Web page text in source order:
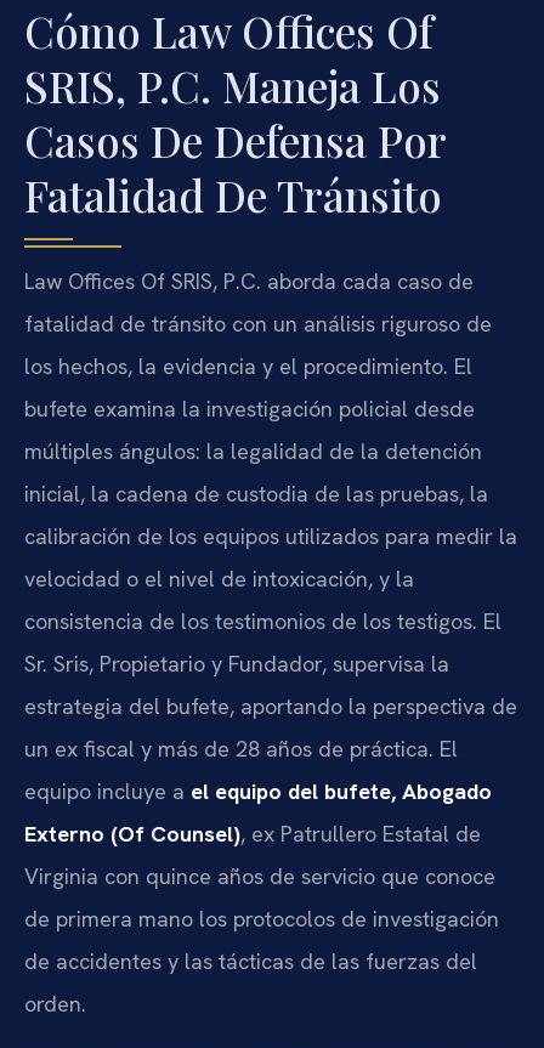
Cómo Law Offices Of
SRIS, P.C. Maneja Los
Casos De Defensa Por
Fatalidad De Tránsito
Law Offices Of SRIS, P.C. aborda cada caso de
fatalidad de tránsito con un análisis riguroso de
los hechos, la evidencia y el procedimiento. El
bufete examina la investigación policial desde
múltiples ángulos: la legalidad de la detención
inicial, la cadena de custodia de las pruebas, la
calibración de los equipos utilizados para medir la
velocidad o el nivel de intoxicación, y la
consistencia de los testimonios de los testigos. El
Sr. Sris, Propietario y Fundador, supervisa la
estrategia del bufete, aportando la perspectiva de
un ex fiscal y más de 28 años de práctica. El
equipo incluye a el equipo del bufete, Abogado
Externo (Of Counsel), ex Patrullero Estatal de
Virginia con quince años de servicio que conoce
de primera mano los protocolos de investigación
de accidentes y las tácticas de las fuerzas del
orden.